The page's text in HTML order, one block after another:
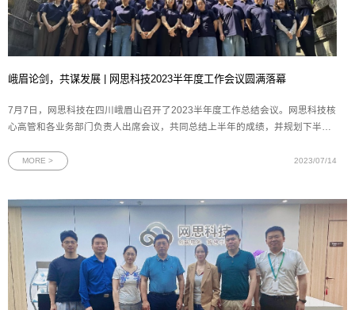
峨眉论剑，共谋发展 | 网思科技2023半年度工作会议圆满落幕
7月7日，网思科技在四川峨眉山召开了2023半年度工作总结会议。网思科技核
心高管和各业务部门负责人出席会议，共同总结上半年的成绩，并规划下半年
对上半年的工作进行了全面复盘和总结，对各项目、各版块取得的成果给予了
MORE > 2023/07/14